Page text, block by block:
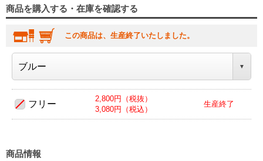
商品を購入する・在庫を確認する
この商品は、生産終了いたしました。
フリー
2,800円（税抜）
3,080円（税込）
生産終了
商品情報